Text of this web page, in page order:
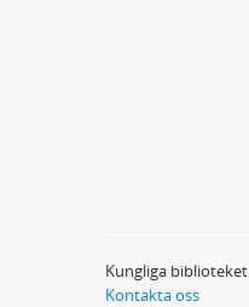
Kungliga biblioteket
Kontakta oss